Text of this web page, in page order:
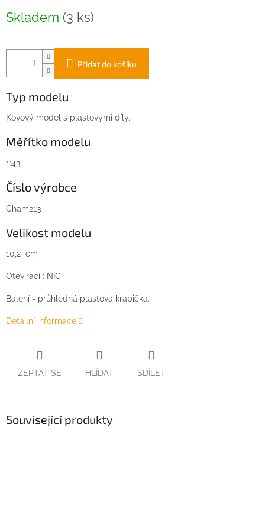
cena:
Skladem (3 ks)
Přidat do košíku
Typ modelu
Kovový model s plastovými díly.
Měřítko modelu
1:43.
Číslo výrobce
Cham213
Velikost modelu
10,2 cm
Otevírací : NIC
Balení - průhledná plastová krabička.
Detailní informace
ZEPTAT SE HLÍDAT SDÍLET
Související produkty